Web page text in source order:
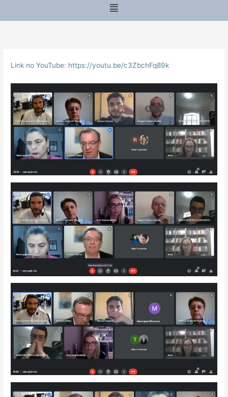
Menu
Link no YouTube: https://youtu.be/c3ZbchFq89k